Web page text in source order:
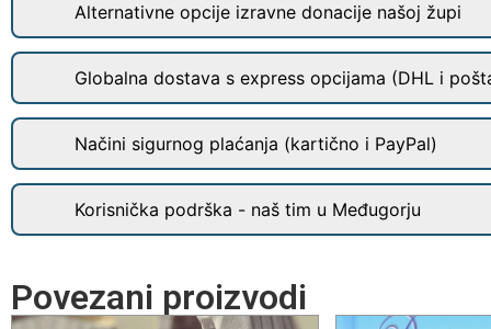
Alternativne opcije izravne donacije našoj župi
Globalna dostava s express opcijama (DHL i
Načini sigurnog plaćanja (kartično i PayPal)
Korisnička podrška - naš tim u Međugorju
Povezani proizvodi